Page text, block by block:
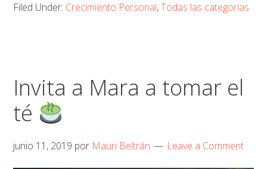
sueño
meta?
Filed Under: Crecimiento Personal,Todas las categorías
Invita a Mara a tomar el
té
junio 11, 2019 por Mauri Beltrán Leave a Comment